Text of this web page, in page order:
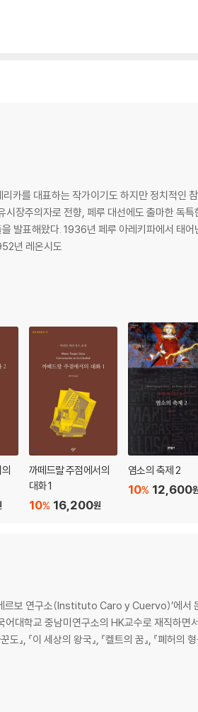
카를 대표하는 작가이기도 하지만 정치적인
장주의자로 전향, 페루 대선에도 출마한 독
할아버지를 따라 볼리비아로
년 레온시도
까떼드랄 주점에서의
대화 1
16,200원
10%
염소의 축제 2
12,600
10%
르보 연구소(Instituto Caro y Cuervo)’에
학교 중남미연구소의 HK교수로 재직하면
』, 『이 세상의 왕국』, 『켈트의 꿈』, 『폐허의